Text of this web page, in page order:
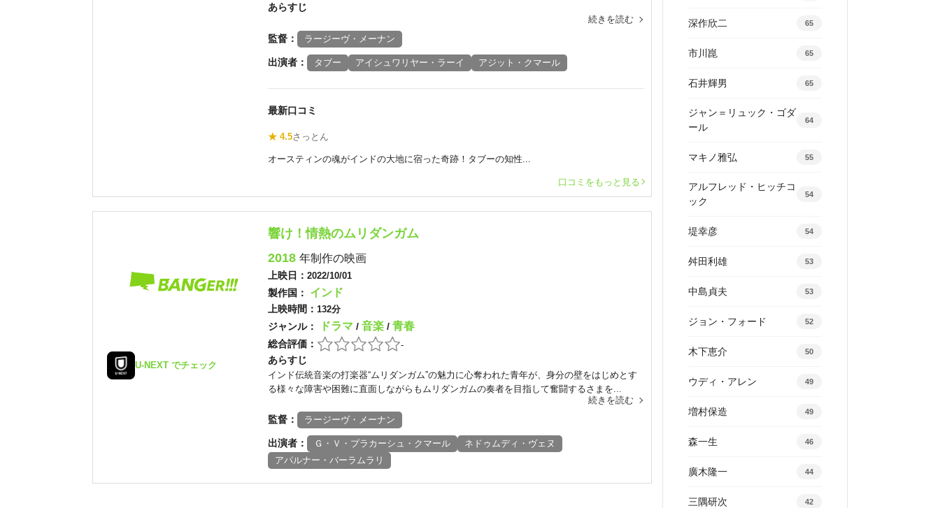
あらすじ
続きを読む
監督： ラージーヴ・メーナン
出演者： タブー アイシュワリヤー・ラーイ アジット・クマール
最新口コミ
★ 4.5さっとん
オースティンの魂がインドの大地に宿った奇跡！タブーの知性...
口コミをもっと見る
U-NEXT でチェック
響け！情熱のムリダンガム
2018 年制作の映画
上映日： 2022/10/01
製作国： インド
上映時間： 132分
ジャンル： ドラマ / 音楽 / 青春
総合評価： -
あらすじ
インド伝統音楽の打楽器“ムリダンガム”の魅力に心奪われた青年が、身分の壁をはじめとす
る様々な障害や困難に直面しながらもムリダンガムの奏者を目指して奮闘するさまを...
続きを読む
監督： ラージーヴ・メーナン
出演者： Ｇ・Ｖ・プラカーシュ・クマール
ネドゥムディ・ヴェヌ
アパルナー・バーラムラリ
深作欣二 65
市川崑 65
石井輝男 65
ジャン＝リュック・ゴダ
ール
64
マキノ雅弘 55
アルフレッド・ヒッチコ
ック
54
堤幸彦 54
舛田利雄 53
中島貞夫 53
ジョン・フォード 52
木下恵介 50
ウディ・アレン 49
増村保造 49
森一生 46
廣木隆一 44
三隅研次 42